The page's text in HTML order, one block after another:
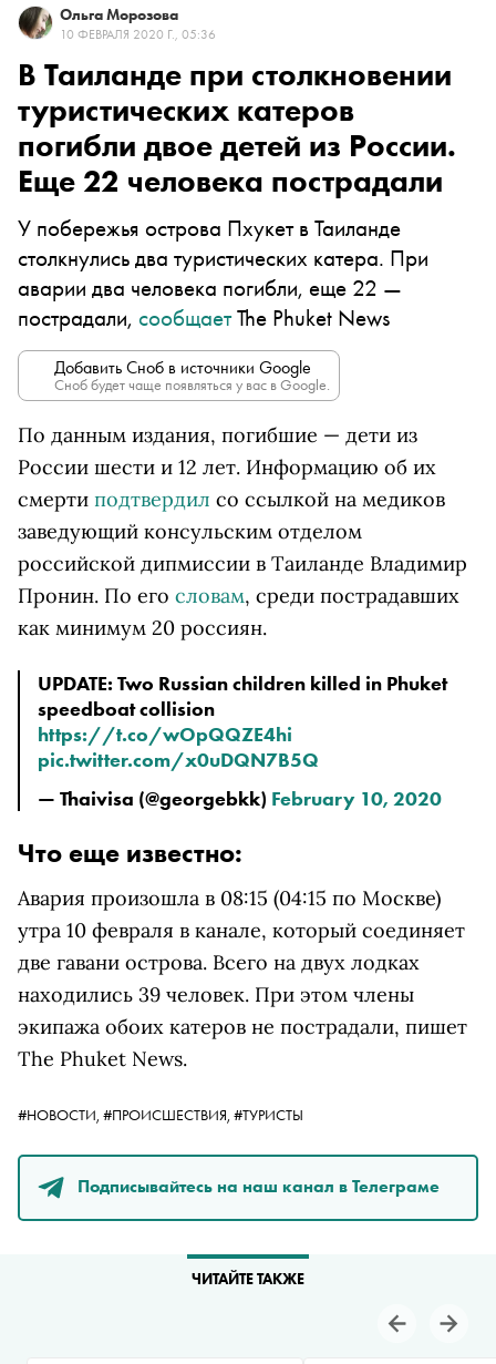
Ольга Морозова
10 ФЕВРАЛЯ 2020 Г., 05:36
В Таиланде при столкновении
туристических катеров
погибли двое детей из России.
Еще 22 человека пострадали
У побережья острова Пхукет в Таиланде
столкнулись два туристических катера. При
аварии два человека погибли, еще 22 —
пострадали, сообщаетThe Phuket News
Добавить Сноб в источники Google
Сноб будет чаще появляться у вас в Google.
По данным издания, погибшие — дети из
России шести и 12 лет. Информацию об их
смерти подтвердил со ссылкой на медиков
заведующий консульским отделом
российской дипмиссии в Таиланде Владимир
Пронин. По его словам, среди пострадавших
как минимум 20 россиян.
UPDATE: Two Russian children killed in Phuket
speedboat collision
https://t.co/wOpQQZE4hi
pic.twitter.com/x0uDQN7B5Q
— Thaivisa (@georgebkk) February 10, 2020
Что еще известно:
Авария произошла в 08:15 (04:15 по Москве)
утра 10 февраля в канале, который соединяет
две гавани острова. Всего на двух лодках
находились 39 человек. При этом члены
экипажа обоих катеров не пострадали, пишет
The Phuket News.
#НОВОСТИ, #ПРОИСШЕСТВИЯ, #ТУРИСТЫ
Подписывайтесь на наш канал в Телеграме
ЧИТАЙТЕ ТАКЖЕ